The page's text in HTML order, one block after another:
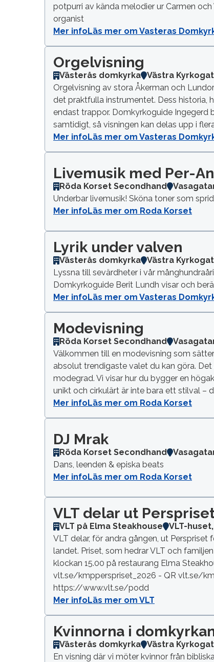
potpurri av kända melodier ur Carmen
organist
Mer infoLäs mer om Vasteras
Orgelvisning
Västerås domkyrka Västra
Orgelvisning av stora Åkerman och
det praktfulla instrumentet. Dess historia,
endast trappor. Domkyrkoguide Ingegerd
samtidigt, så visningen kan delas upp i
Mer infoLäs mer om Vasteras
Livemusik med Per-
Röda Korset Secondhand
Underbar livemusik! Sköna toner som
Mer infoLäs mer om Roda Korset
Lyrik under valven
Västerås domkyrka Västra
Lyssna till sevärdheter i vår
Domkyrkoguide Berit Lundh visar och
Mer infoLäs mer om Vasteras
Modevisning
Röda Korset Secondhand
Välkommen till en modevisning som
absolut trendigaste valet du kan göra.
modegrad. Vi visar hur du bygger en
unikt och cirkulärt är inte bara ett stilval –
Mer infoLäs mer om Roda Korset
DJ Mrak
Röda Korset Secondhand
Dans, leenden & episka beats
Mer infoLäs mer om Roda Korset
VLT delar ut
VLT på Elma Steakhouse VLT-
VLT delar, för andra gången, ut
landet. Priset, som hedrar VLT och
klockan 15.00 på restaurang Elma
vlt.se/kmpperspriset_2026 - QR vlt.se/
https://www.vlt.se/podd
Mer infoLäs mer om VLT
Kvinnorna i
Västerås domkyrka Västra
En visning där vi möter kvinnor från